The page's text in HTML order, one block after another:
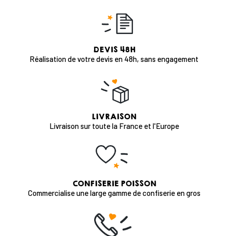
DEVIS 48H
Réalisation de votre devis en 48h, sans engagement
LIVRAISON
Livraison sur toute la France et l'Europe
CONFISERIE POISSON
Commercialise une large gamme de confiserie en gros